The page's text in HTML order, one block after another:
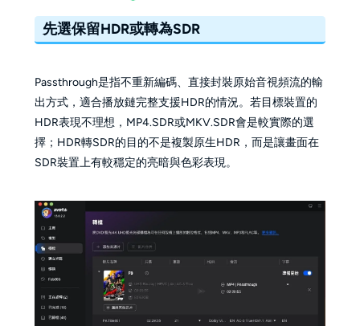
先選保留HDR或轉為SDR
Passthrough是指不重新編碼、直接封裝原始音視頻流的輸
出方式，適合播放鏈完整支援HDR的情況。若目標裝置的
HDR表現不理想，MP4.SDR或MKV.SDR會是較實際的選
擇；HDR轉SDR的目的不是複製原生HDR，而是讓畫面在
SDR裝置上有較穩定的亮暗與色彩表現。